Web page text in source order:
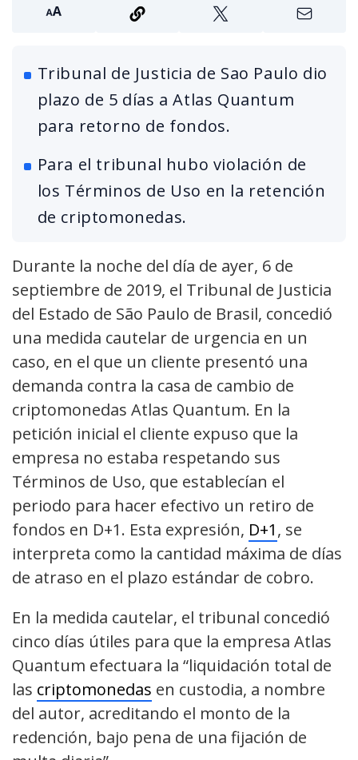
Tribunal de Justicia de Sao Paulo dio
plazo de 5 días a Atlas Quantum
para retorno de fondos.
Para el tribunal hubo violación de
los Términos de Uso en la retención
de criptomonedas.
Durante la noche del día de ayer, 6 de
septiembre de 2019, el Tribunal de Justicia
del Estado de São Paulo de Brasil, concedió
una medida cautelar de urgencia en un
caso, en el que un cliente presentó una
demanda contra la casa de cambio de
criptomonedas Atlas Quantum. En la
petición inicial el cliente expuso que la
empresa no estaba respetando sus
Términos de Uso, que establecían el
periodo para hacer efectivo un retiro de
fondos en D+1. Esta expresión, D+1, se
interpreta como la cantidad máxima de días
de atraso en el plazo estándar de cobro.
En la medida cautelar, el tribunal concedió
cinco días útiles para que la empresa Atlas
Quantum efectuara la “liquidación total de
las criptomonedas en custodia, a nombre
del autor, acreditando el monto de la
redención, bajo pena de una fijación de